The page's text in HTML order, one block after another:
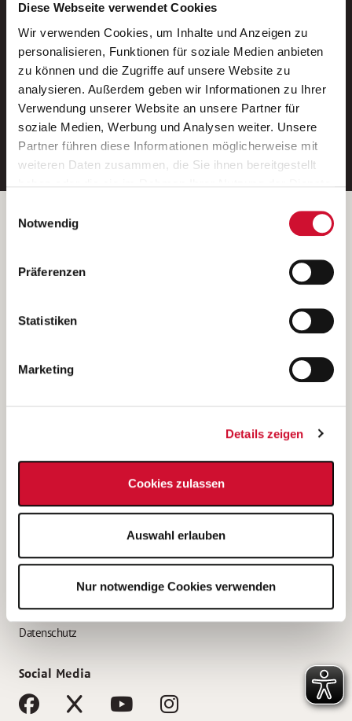
Diese Webseite verwendet Cookies
Wir verwenden Cookies, um Inhalte und Anzeigen zu
personalisieren, Funktionen für soziale Medien anbieten
zu können und die Zugriffe auf unsere Website zu
analysieren. Außerdem geben wir Informationen zu Ihrer
Verwendung unserer Website an unsere Partner für
soziale Medien, Werbung und Analysen weiter. Unsere
Partner führen diese Informationen möglicherweise mit
weiteren Daten zusammen, die Sie ihnen bereitgestellt
Wenn Sie auf „Cookies zulassen“ klicken, so stimmen
Sie der Speicherung sämtlicher Cookies zu. Sie können
Ihre Einwilligung selbstverständlich jederzeit widerrufen,
indem Sie die Cookie-Einstellungen aufrufen und diese
unsererDatenschutzerklärung
Notwendig
Präferenzen
Statistiken
Marketing
Details zeigen
Cookies zulassen
Auswahl erlauben
Nur notwendige Cookies verwenden
Neue Stellen per E-Mail.
Ein kostenloser Service von AWO
Jobs.
E-Mail-Adresse eintragen
Betreiber der Webseite
Kantstraße 45a
(Ein Tochterunternehmen des AWO Bezirksverbandes Unterfranken
e.V.)
Bewerbung als Altenpflegehelfer*in
Bewerbung als Erzieher*in
AWO Gliederungen nach Bundesland
Impressum
Datenschutz
Social Media